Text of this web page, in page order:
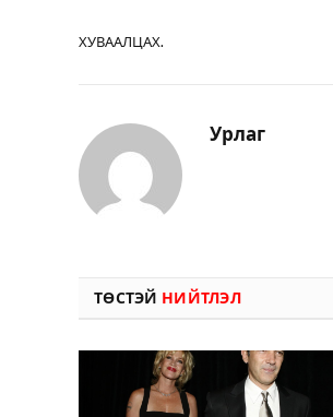
ХУВААЛЦАХ.
Урлаг
ТӨСТЭЙ НИЙТЛЭЛ